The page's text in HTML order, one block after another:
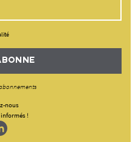
nous
!